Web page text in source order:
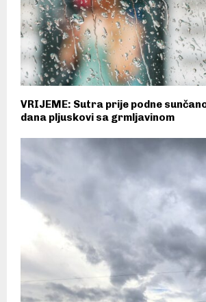
VRIJEME: Sutra prije podne
dana pljuskovi sa grmljavinom